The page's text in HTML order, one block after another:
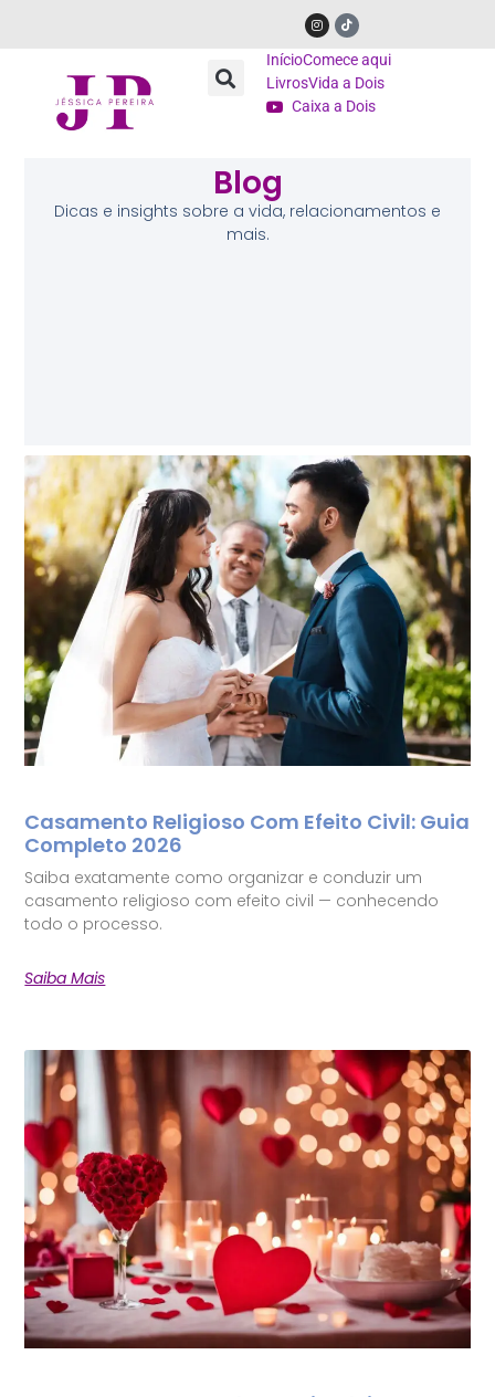
InícioComece aqui
LivrosVida a Dois
Caixa a Dois
Blog
Dicas e insights sobre a vida, relacionamentos e
mais.
Casamento Religioso Com Efeito Civil: Guia
Completo 2026
Saiba exatamente como organizar e conduzir um
casamento religioso com efeito civil — conhecendo
todo o processo.
Saiba Mais